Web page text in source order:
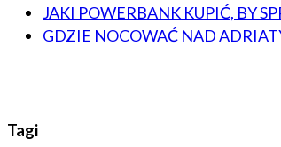
JAKI POWERBANK KUPIĆ, BY
GDZIE NOCOWAĆ NAD
Tagi